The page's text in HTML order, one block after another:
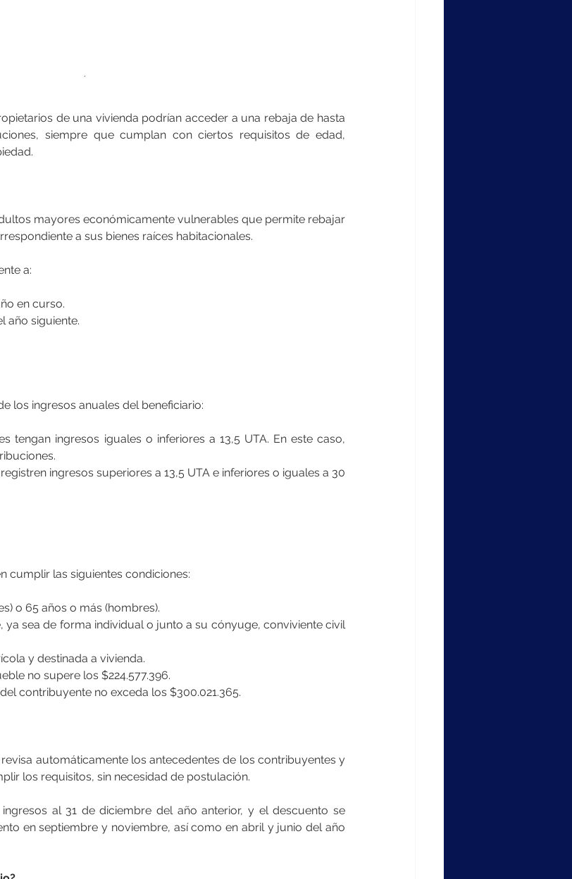
.
de una vivienda podrían acceder a una rebaja de hasta
siempre que cumplan con ciertos requisitos de edad,
mayores económicamente vulnerables que permite rebajar
a sus bienes raíces habitacionales.
a:
en curso.
año siguiente.
los ingresos anuales del beneficiario:
cumplir las siguientes condiciones:
o 65 años o más (hombres).
y destinada a vivienda.
no supere los $224.577.396.
del contribuyente no exceda los $300.021.365.
automáticamente los antecedentes de los contribuyentes y
los requisitos, sin necesidad de postulación.
al 31 de diciembre del año anterior, y el descuento se
en septiembre y noviembre, así como en abril y junio del año